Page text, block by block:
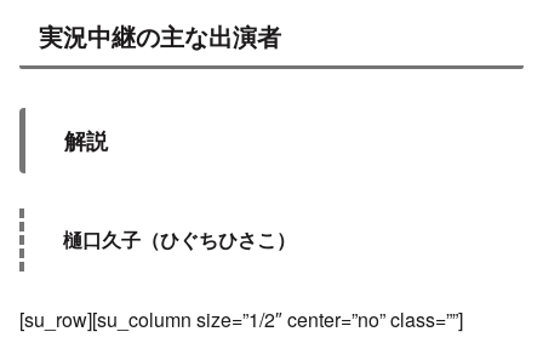
実況中継の主な出演者
解説
樋口久子（ひぐちひさこ）
[su_row][su_column size=”1/2″ center=”no” class=””]